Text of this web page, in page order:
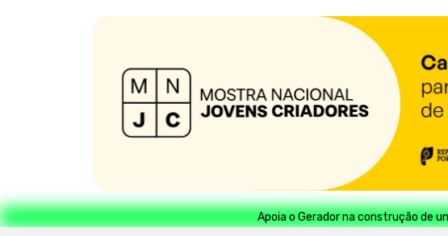
Apoia o Gerador na construção de